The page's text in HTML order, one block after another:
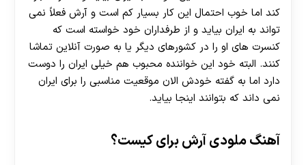
کند اما خوب احتمال این کار بسیار کم است و آرش فعلاً نمی
تواند به ایران بیاید و از طرفداران خود خواسته است که
کنسرت های او را در کشورهای دیگر یا به صورت آنلاین تماشا
کنند. البته خود این خواننده محبوب هم خیلی ایران را دوست
دارد اما به گفته خودش الان موقعیت مناسبی را برای ایران
نمی داند که بتوانند اینجا بیاید.
آهنگ ملودی آرش برای کیست؟